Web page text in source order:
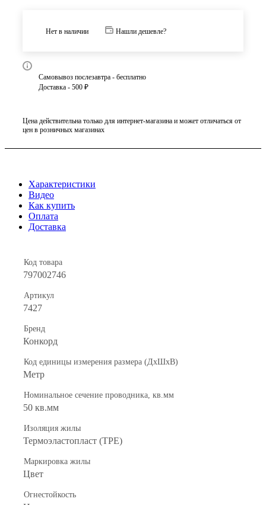
Нет в наличии Нашли дешевле?
Самовывоз послезавтра - бесплатно
Доставка - 500 ₽
Цена действительна только для интернет-магазина и может отличаться от
цен в розничных магазинах
Характеристики
Видео
Как купить
Оплата
Доставка
Код товара
797002746
Артикул
7427
Бренд
Конкорд
Код единицы измерения размера (ДхШхВ)
Метр
Номинальное сечение проводника, кв.мм
50 кв.мм
Изоляция жилы
Термоэластопласт (TPE)
Маркировка жилы
Цвет
Огнестойкость